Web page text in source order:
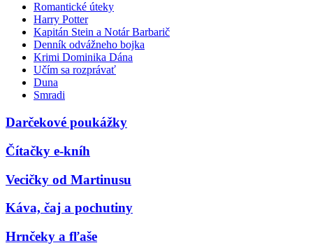
Romantické úteky
Harry Potter
Kapitán Stein a Notár Barbarič
Denník odvážneho bojka
Krimi Dominika Dána
Učím sa rozprávať
Duna
Smradi
Darčekové poukážky
Čítačky e-kníh
Vecičky od Martinusu
Káva, čaj a pochutiny
Hrnčeky a fľaše